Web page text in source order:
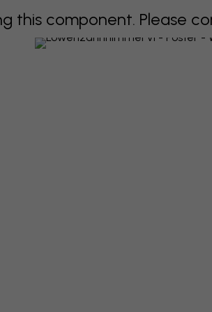
this component. Please